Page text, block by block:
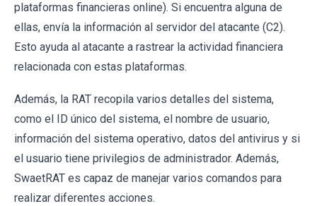
plataformas financieras online). Si encuentra alguna de
ellas, envía la información al servidor del atacante (C2).
Esto ayuda al atacante a rastrear la actividad financiera
relacionada con estas plataformas.
Además, la RAT recopila varios detalles del sistema,
como el ID único del sistema, el nombre de usuario,
información del sistema operativo, datos del antivirus y si
el usuario tiene privilegios de administrador. Además,
SwaetRAT es capaz de manejar varios comandos para
realizar diferentes acciones.